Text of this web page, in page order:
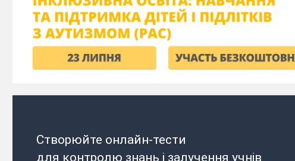
Створюйте онлайн-тести
для контролю знань і залучення учнів